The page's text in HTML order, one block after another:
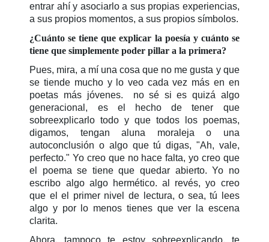
entrar ahí y asociarlo a sus propias experiencias,
a sus propios momentos, a sus propios símbolos.
¿Cuánto se tiene que explicar la poesía y cuánto se
tiene que simplemente poder pillar a la primera?
Pues, mira, a mí una cosa que no me gusta y que
se tiende mucho y lo veo cada vez más en en
poetas más jóvenes. no sé si es quizá algo
generacional, es el hecho de tener que
sobreexplicarlo todo y que todos los poemas,
digamos, tengan aluna moraleja o una
autoconclusión o algo que tú digas, "Ah, vale,
perfecto." Yo creo que no hace falta, yo creo que
el poema se tiene que quedar abierto. Yo no
escribo algo algo hermético. al revés, yo creo
que el el primer nivel de lectura, o sea, tú lees
algo y por lo menos tienes que ver la escena
clarita.
Ahora, tampoco te estoy sobreexplicando, te